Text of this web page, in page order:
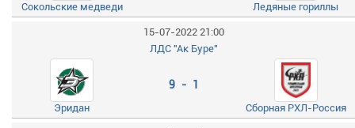
Сокольские медведи Ледяные гориллы
15-07-2022 21:00
ЛДС "Ак Буре"
Эридан
9 - 1
Сборная РХЛ-Россия